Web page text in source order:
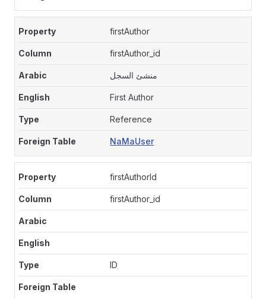
firstAuthor
firstAuthor_id
منشئ السجل
First Author
Reference
NaMaUser
firstAuthorId
firstAuthor_id
ID